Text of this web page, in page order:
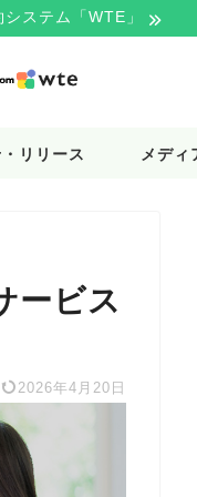
ステム「WTE」
リリース メディ
ービス
2026年4月20日